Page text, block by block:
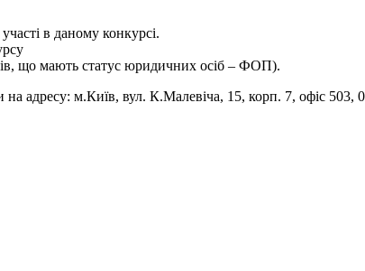
в даному конкурсі.
що мають статус юридичних осіб – ФОП).
на адресу: м.Київ, вул. К.Малевіча, 15, корп. 7, офіс 503,